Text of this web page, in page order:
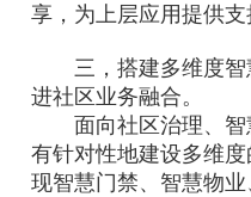
享，为上层应用提供支
三，搭建多维度智
进社区业务融合。
面向社区治理、智
有针对性地建设多维
现智慧门禁、智慧物